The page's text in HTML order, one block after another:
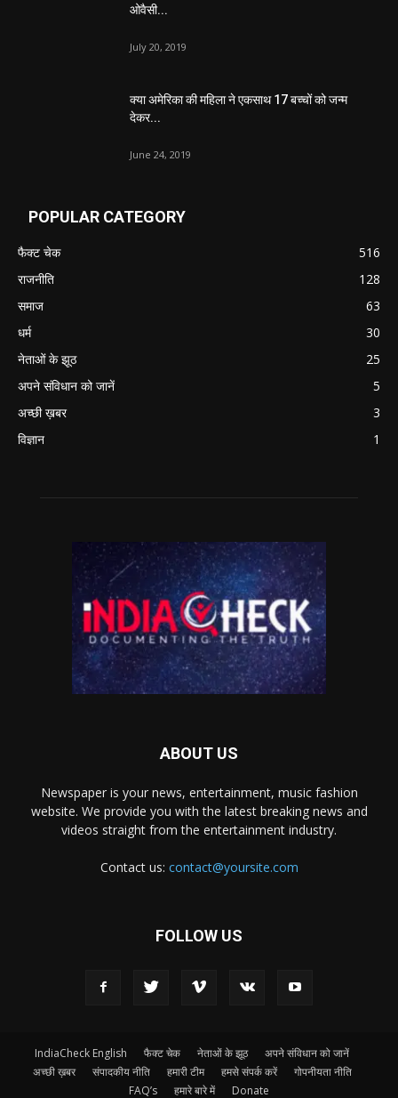
ओवैसी...
July 20, 2019
क्या अमेरिका की महिला ने एकसाथ 17 बच्चों को जन्म
देकर...
June 24, 2019
POPULAR CATEGORY
फैक्ट चेक
516
राजनीति
128
समाज
63
धर्म
30
नेताओं के झूठ
25
अपने संविधान को जानें
5
अच्छी ख़बर
3
विज्ञान
1
ABOUT US
Newspaper is your news, entertainment, music fashion
website. We provide you with the latest breaking news and
videos straight from the entertainment industry.
Contact us: contact@yoursite.com
FOLLOW US
IndiaCheck English फैक्ट चेक नेताओं के झूठ
अपने संविधान को जानें
अच्छी ख़बर
संपादकीय नीति हमारी टीम हमसे संपर्क करें
गोपनीयता नीति
FAQ’s
हमारे बारे में Donate